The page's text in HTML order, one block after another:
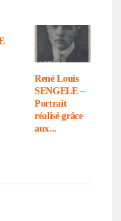
René Louis
SENGELE –
Portrait
réalisé grâce
aux...